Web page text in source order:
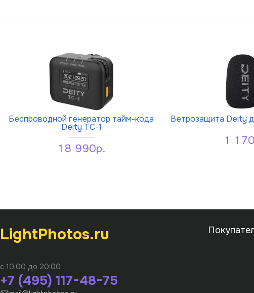
Беспроводной генератор тайм-кода
Deity TC-1
18 990р.
Ветрозащита Deity
1
LightPhotos.ru
с 10:00 до 20:00
+7 (495) 117-48-75